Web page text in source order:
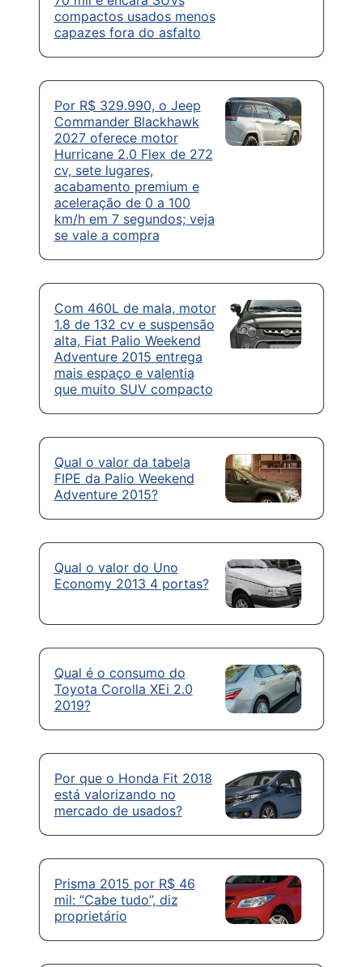
compactos usados menos
capazes fora do asfalto
Por R$ 329.990, o Jeep
Commander Blackhawk
2027 oferece motor
Hurricane 2.0 Flex de 272
cv, sete lugares,
acabamento premium e
aceleração de 0 a 100
km/h em 7 segundos; veja
se vale a compra
Com 460L de mala, motor
1.8 de 132 cv e suspensão
alta, Fiat Palio Weekend
Adventure 2015 entrega
mais espaço e valentia
que muito SUV compacto
Qual o valor da tabela
FIPE da Palio Weekend
Adventure 2015?
Qual o valor do Uno
Economy 2013 4 portas?
Qual é o consumo do
Toyota Corolla XEi 2.0
2019?
Por que o Honda Fit 2018
está valorizando no
mercado de usados?
Prisma 2015 por R$ 46
mil: “Cabe tudo”, diz
proprietário